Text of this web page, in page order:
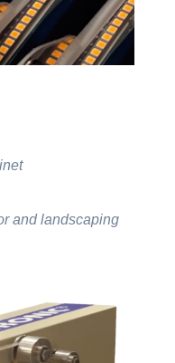
and landscaping